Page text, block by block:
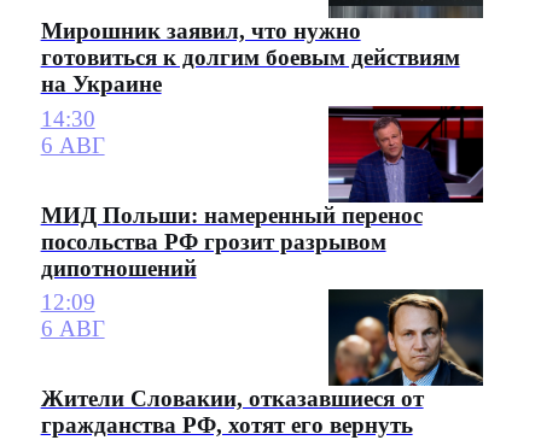
Мирошник заявил, что нужно
готовиться к долгим боевым действиям
на Украине
14:30
6 АВГ
МИД Польши: намеренный перенос
посольства РФ грозит разрывом
дипотношений
12:09
6 АВГ
Жители Словакии, отказавшиеся от
гражданства РФ, хотят его вернуть